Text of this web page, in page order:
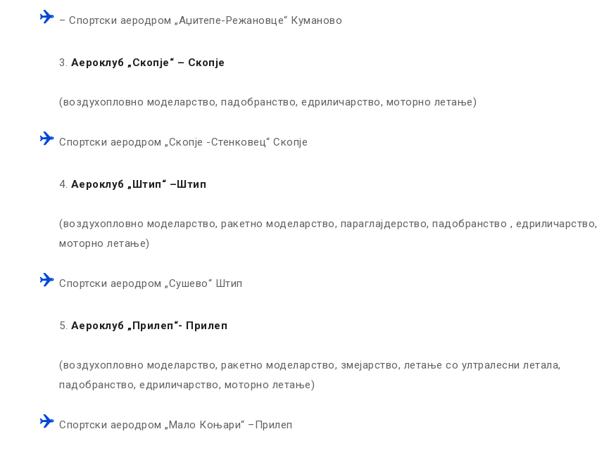
– Спортски аеродром „Аџитепе-Режановце“ Куманово
Аероклуб „Скопје“ – Скопје
(воздухопловно моделарство, падобранство, едриличарство, моторно летање)
Спортски аеродром „Скопје -Стенковец“ Скопје
Аероклуб „Штип“ –Штип
(воздухопловно моделарство, ракетно моделарство, параглајдерство, падобранство , едриличарство,
моторно летање)
Спортски аеродром „Сушево“ Штип
Аероклуб „Прилеп“- Прилеп
(воздухопловно моделарство, ракетно моделарство, змејарство, летање со ултралесни летала,
падобранство, едриличарство, моторно летање)
Спортски аеродром „Мало Коњари“ –Прилеп